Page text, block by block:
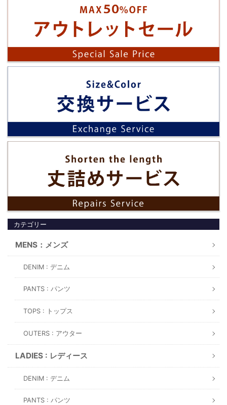
カテゴリー
MENS：メンズ
DENIM : デニム
PANTS : パンツ
TOPS : トップス
OUTERS : アウター
LADIES : レディース
DENIM : デニム
PANTS : パンツ